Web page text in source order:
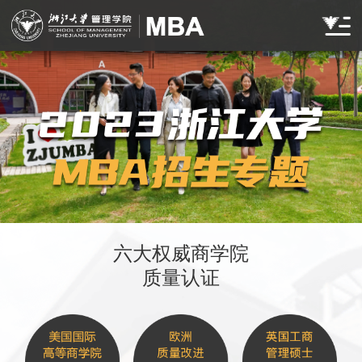
六大权威商学院
质量认证